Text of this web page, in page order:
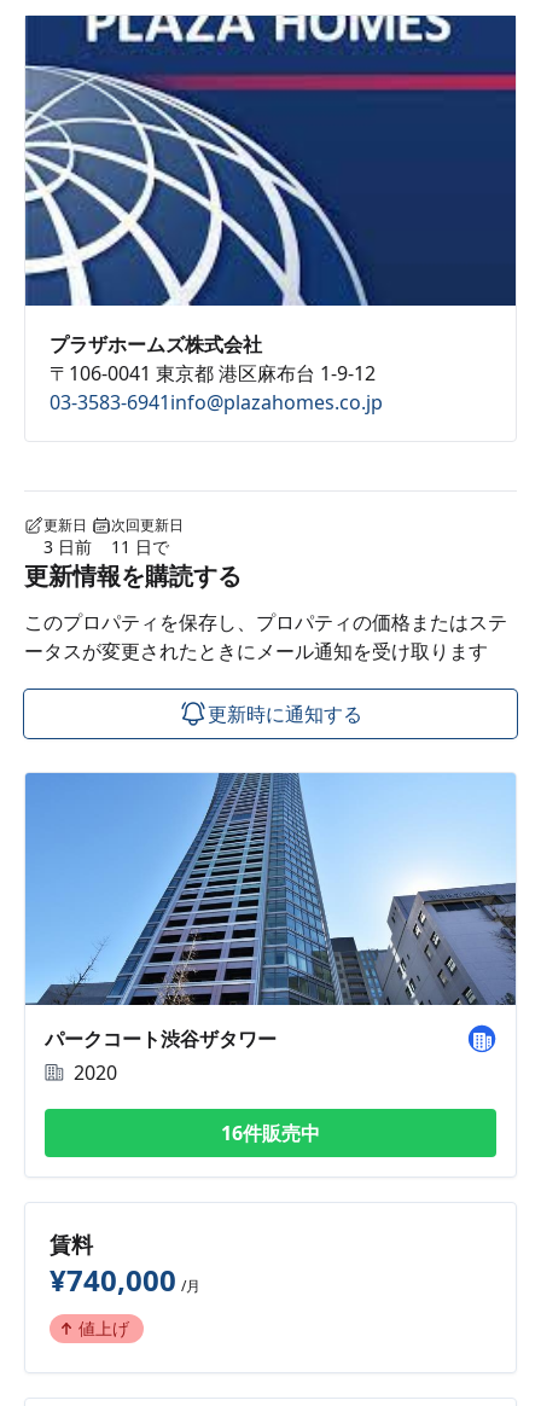
プラザホームズ株式会社
〒106-0041 東京都 港区麻布台 1-9-12
03-3583-6941info@plazahomes.co.jp
更新日
3 日前
次回更新日
11 日で
更新情報を購読する
このプロパティを保存し、プロパティの価格またはステ
ータスが変更されたときにメール通知を受け取ります
更新時に通知する
パークコート渋谷ザタワー
2020
16件販売中
賃料
¥740,000 /月
値上げ